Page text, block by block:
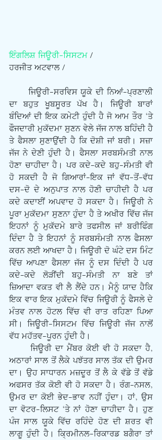
ਇੰਗਲਿਸ਼ ਜਿਊਰੀ-ਸਿਸਟਮ /
ਹਰਜੀਤ ਅਟਵਾਲ /
ਦਾ ਬਹੁਤ ਖੂਬਸੂਰਤ ਪੱਖ ਹੈ। ਜਿਊਰੀ ਬਾਰਾਂ
ਬੰਦਿਆਂ ਦੀ ਇਕ ਕਮੇਟੀ ਹੁੰਦੀ ਹੈ ਜੋ ਆਮ ਤੌਰ ‘ਤੇ
ਫੌਜਦਾਰੀ ਮੁਕੱਦਮਾ ਸੁਣਨ ਵੇਲੇ ਜੱਜ ਨਾਲ ਬਹਿੰਦੀ ਹੈ
ਤੇ ਫੈਸਲਾ ਸੁਣਾਉਂਦੀ ਹੈ ਕਿ ਦੋਸ਼ੀ ਜਾਂ ਬਰੀ। ਸਜ਼ਾ
ਜੱਜ ਨੇ ਦੇਣੀ ਹੁੰਦੀ ਹੈ। ਫੈਸਲਾ ਸਰਬਸੰਮਤੀ ਨਾਲ
ਹੋਣਾ ਚਾਹੀਦਾ ਹੈ। ਪਰ ਕਦੇ-ਕਦੇ ਬਹੁ-ਸੰਮਤੀ ਵੀ
ਹੋ ਸਕਦੀ ਹੈ ਜੋ ਗਿਆਰਾਂ-ਇਕ ਜਾਂ ਵੱਧ-ਤੋਂ-ਵੱਧ
ਦਸ-ਦੋ ਦੇ ਅਨੁਪਾਤ ਨਾਲ ਹੋਣੀ ਚਾਹੀਦੀ ਹੈ ਪਰ
ਕਦੇ ਕਦਾਈਂ ਅਪਵਾਦ ਹੋ ਸਕਦਾ ਹੈ। ਜਿਊਰੀ ਨੇ
ਪੂਰਾ ਮੁਕੱਦਮਾ ਸੁਣਨਾ ਹੁੰਦਾ ਹੈ ਤੇ ਅਖੀਰ ਵਿੱਚ ਜੱਜ
ਇਹਨਾਂ ਨੂੰ ਮੁਕੱਦਮੇ ਬਾਰੇ ਤਫਸੀਲ ਜਾਂ ਬਰੀਫਿੰਗ
ਦਿੰਦਾ ਹੈ ਤੇ ਇਹਨਾਂ ਨੂੰ ਸਰਬਸੰਮਤੀ ਨਾਲ ਫੈਸਲਾ
ਕਰਨ ਲਈ ਆਖਦਾ ਹੈ। ਜਿਊਰੀ ਦੋ ਘੰਟੇ ਦਸ ਮਿੰਟ
ਵਿੱਚ ਆਪਣਾ ਫੈਸਲਾ ਜੱਜ ਨੂੰ ਦਸ ਦਿੰਦੀ ਹੈ ਪਰ
ਕਦੇ-ਕਦੇ ਲੋੜੀਂਦੀ ਬਹੁ-ਸੰਮਤੀ ਨਾ ਬਣੇ ਤਾਂ
ਜ਼ਿਆਦਾ ਵਕਤ ਵੀ ਲੈ ਲੈਂਦੇ ਹਨ। ਮੈਨੂੰ ਯਾਦ ਹੈਕਿ
ਇਕ ਵਾਰ ਇਕ ਮੁਕੱਦਮੇ ਵਿੱਚ ਜਿਊਰੀ ਨੂੰ ਫੈਸਲੇ ਦੇ
ਮੰਤਵ ਨਾਲ ਹੋਟਲ ਵਿੱਚ ਵੀ ਰਾਤ ਰਹਿਣਾ ਪਿਆ
ਸੀ। ਜਿਊਰੀ-ਸਿਸਟਮ ਵਿੱਚ ਜਿਊਰੀ ਜੱਜ ਨਾਲੋਂ
ਵੱਧ ਮਹੱਤਵ-ਪੂਰਨ ਹੁੰਦੀ ਹੈ।
ਅਠਾਰਾਂ ਸਾਲ ਤੋਂ ਲੈਕੇ ਪਝੱਤਰ ਸਾਲ ਤੱਕ ਦੀ ਉਮਰ
ਦਾ। ਉਹ ਸਾਧਾਰਨ ਮਜ਼ਦੂਰ ਤੋਂ ਲੈ ਕੇ ਵੱਡੇ ਤੋਂ ਵੱਡੇ
ਅਫਸਰ ਤੱਕ ਕੋਈ ਵੀ ਹੋ ਸਕਦਾ ਹੈ। ਰੰਗ-ਨਸਲ,
ਉਮਰ ਦਾ ਕੋਈ ਭੇਦ-ਭਾਵ ਨਹੀਂ ਹੁੰਦਾ। ਹਾਂ, ਉਸ
ਦਾ ਵੋਟਰ-ਲਿਸਟ ‘ਤੇ ਨਾਂ ਹੋਣਾ ਚਾਹੀਦਾ ਹੈ। ਹੁਣ
ਪੰਜ ਸਾਲ ਯੂਕੇ ਵਿੱਚ ਰਹਿੰਦੇ ਹੋਣ ਦੀ ਸ਼ਰਤ ਵੀ
ਲਾਗੂ ਹੁੰਦੀ ਹੈ। ਕ੍ਰਿਮੀਨਲ-ਰਿਕਾਰਡ ਬਗੈਰਾ ਤਾਂ